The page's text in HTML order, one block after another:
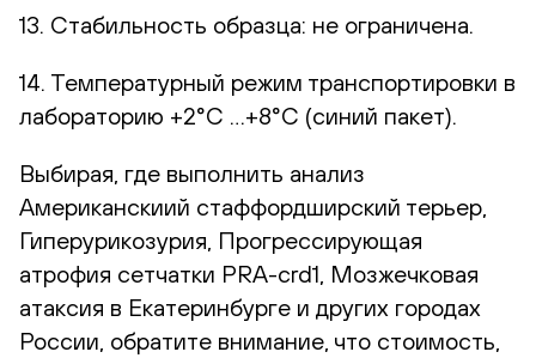
13. Стабильность образца: не ограничена.
14. Температурный режим транспортировки в
лабораторию +2°С …+8°С (синий пакет).
Выбирая, где выполнить анализ
Американскиий стаффордширский терьер,
Гиперурикозурия, Прогрессирующая
атрофия сетчатки PRA-crd1, Мозжечковая
атаксия в Екатеринбурге и других городах
России, обратите внимание, что стоимость,